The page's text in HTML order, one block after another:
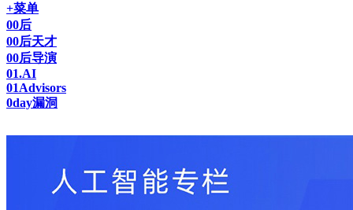
+菜单
00后
00后天才
00后导演
01.AI
01Advisors
0day漏洞